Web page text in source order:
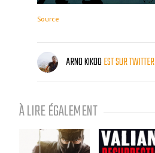
Source
ARNO KIKOOEST SUR TWITTER
À LIRE ÉGALEMENT